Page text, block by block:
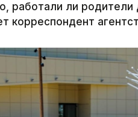
работали ли
корреспондент